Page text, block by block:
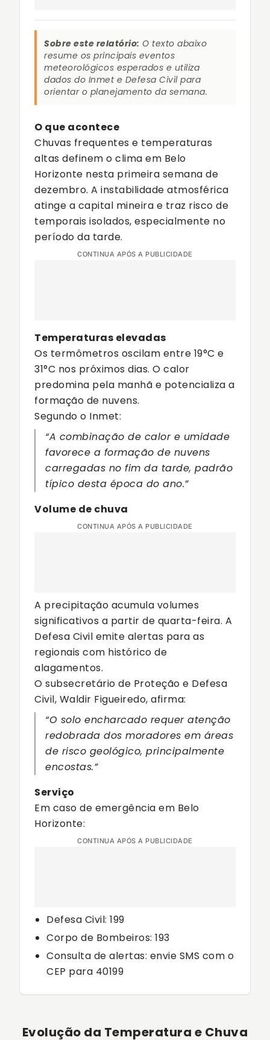
Sobre este relatório: O texto abaixo
resume os principais eventos
meteorológicos esperados e utiliza
dados do Inmet e Defesa Civil para
orientar o planejamento da semana.
O que acontece
Chuvas frequentes e temperaturas
altas definem o clima em Belo
Horizonte nesta primeira semana de
dezembro. A instabilidade atmosférica
atinge a capital mineira e traz risco de
temporais isolados, especialmente no
período da tarde.
CONTINUA APÓS A PUBLICIDADE
Temperaturas elevadas
Os termômetros oscilam entre 19°C e
31°C nos próximos dias. O calor
predomina pela manhã e potencializa a
formação de nuvens.
Segundo o Inmet:
“A combinação de calor e umidade
favorece a formação de nuvens
carregadas no fim da tarde, padrão
típico desta época do ano.”
Volume de chuva
CONTINUA APÓS A PUBLICIDADE
A precipitação acumula volumes
significativos a partir de quarta-feira. A
Defesa Civil emite alertas para as
regionais com histórico de
alagamentos.
O subsecretário de Proteção e Defesa
Civil, Waldir Figueiredo, afirma:
“O solo encharcado requer atenção
redobrada dos moradores em áreas
de risco geológico, principalmente
encostas.”
Serviço
Em caso de emergência em Belo
Horizonte:
CONTINUA APÓS A PUBLICIDADE
Defesa Civil: 199
Corpo de Bombeiros: 193
Consulta de alertas: envie SMS com o
CEP para 40199
Evolução da Temperatura e Chuva